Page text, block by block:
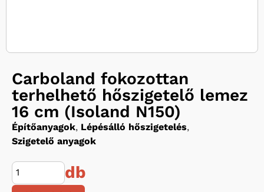
Carboland fokozottan
terhelhető hőszigetelő lemez
16 cm (Isoland N150)
Építőanyagok, Lépésálló hőszigetelés,
Szigetelő anyagok
db